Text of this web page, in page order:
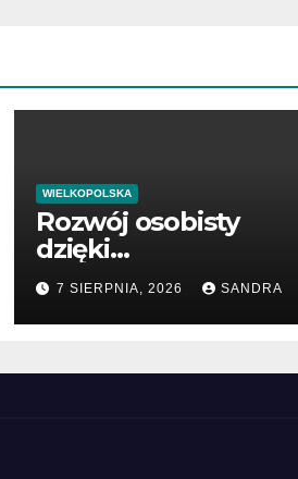
WIELKOPOLSKA
Rozwój osobisty
dzięki
wartościowym
publikacjom
7 SIERPNIA, 2026 SANDRA